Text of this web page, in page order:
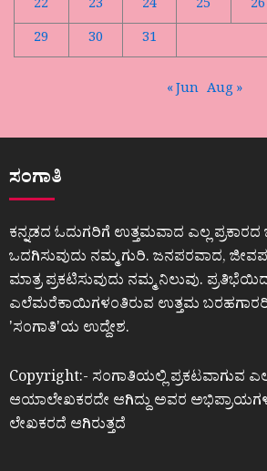
22
23 24 25 26
29
30 31
« Jun Aug »
ಸಂಗಾತಿ
ಕನ್ನಡದ ಓದುಗರಿಗೆ ಉತ್ತಮವಾದ ಎಲ್ಲ ಪ್ರಕಾರದ
ಒದಗಿಸುವುದು ನಮ್ಮ ಗುರಿ. ಜನಪರವಾದ,
ಮಾತ್ರ ಪ್ರಕಟಿಸುವುದು ನಮ್ಮ ನಿಲುವು.
ಎಲೆಮರೆಕಾಯಿಗಳಂತಿರುವ ಉತ್ತಮ
ʼಸಂಗಾತಿʼಯ ಉದ್ದೇಶ.
Copyright:- ಸಂಗಾತಿಯಲ್ಲಿ ಪ್ರಕಟವಾಗುವ
ಆಯಾಲೇಖಕರದೇ ಆಗಿದ್ದು ಅವರ
ಲೇಖಕರದೆ ಆಗಿರುತ್ತದೆ